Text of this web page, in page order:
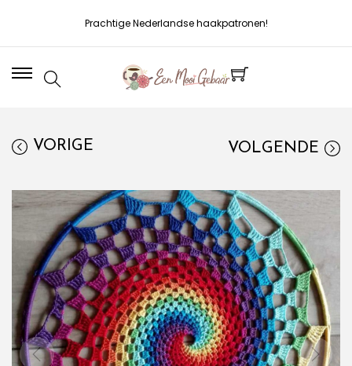
Prachtige Nederlandse haakpatronen!
VORIGE VOLGENDE